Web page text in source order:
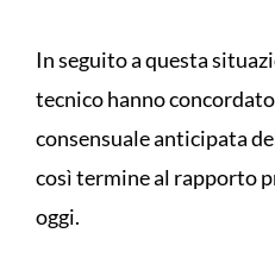
In seguito a questa
tecnico hanno
consensuale anticipata
così termine al rapporto
oggi.